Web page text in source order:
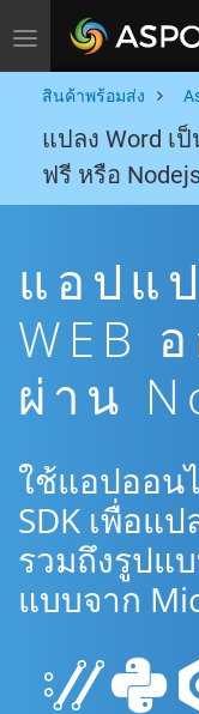
Toggle navigation
สินค้าพร้อมส่ง
แปลง Word เป็
ฟรี หรือ
แอปแ
WEB
ผ่าน
ใช้แอปออน
SDK เพื่อแป
รวมถึงรูปแ
แบบจาก